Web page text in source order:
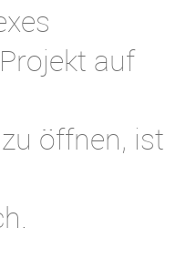
auf
öffnen, ist